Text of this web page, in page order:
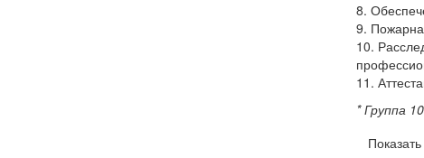
8.
9.
10.
11.
* Группа
Показать